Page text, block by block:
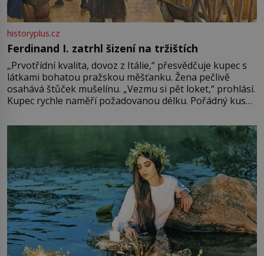
historyplus.cz
Ferdinand I. zatrhl šizení na tržištích
„Prvotřídní kvalita, dovoz z Itálie,“ přesvědčuje kupec s
látkami bohatou pražskou měšťanku. Žena pečlivě
osahává štůček mušelínu. „Vezmu si pět loket,“ prohlásí.
Kupec rychle naměří požadovanou délku. Pořádný kus
milostpaní. Stačí jenom na sukni,“ zhodnotí švadlena
množství růžového mušelínu. „Ošidili vás, podívejte.“
Vezme do ruky dřevěnou